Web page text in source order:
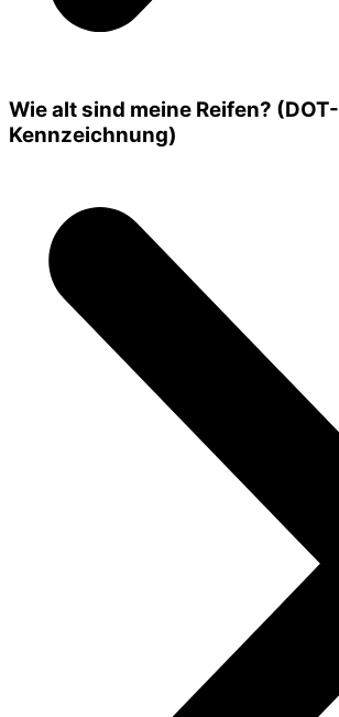
Wie alt sind meine Reifen? (DOT-
Kennzeichnung)